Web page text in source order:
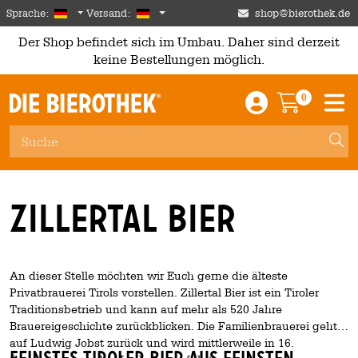
Skip to main content
Sprache: German
Versand: Deutschland shop@bierothek.de
Der Shop befindet sich im Umbau. Daher sind derzeit
keine Bestellungen möglich.
Einloggen /
0
Zillertal Bier
An dieser Stelle möchten wir Euch gerne die älteste
Privatbrauerei Tirols vorstellen. Zillertal Bier ist ein Tiroler
Traditionsbetrieb und kann auf mehr als 520 Jahre
Brauereigeschichte zurückblicken. Die Familienbrauerei geht
auf Ludwig Jobst zurück und wird mittlerweile in 16.